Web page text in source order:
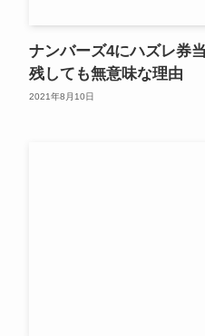
ナンバーズ4にハズレ券
残しても無意味な理由
2021年8月10日